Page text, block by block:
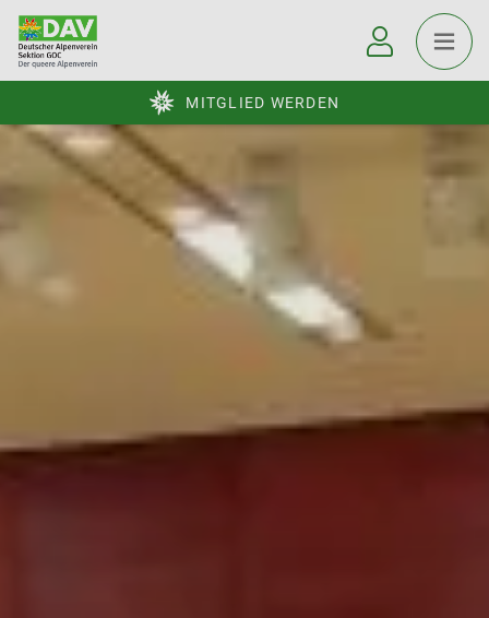
MITGLIED WERDEN